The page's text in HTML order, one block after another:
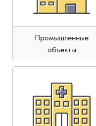
Промышленные
объекты